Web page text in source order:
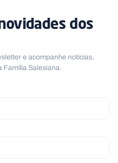
dos
e acompanhe notícias,
Família Salesiana.